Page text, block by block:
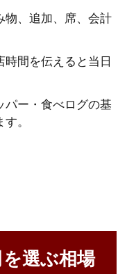
物、追加、席、会計
間を伝えると当日
パー・食べログの基
。
選ぶ相場